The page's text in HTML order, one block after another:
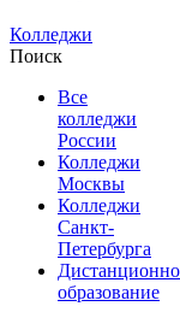
Колледжи
Поиск
Все
колледжи
России
Колледжи
Москвы
Колледжи
Санкт-
Петербурга
образование